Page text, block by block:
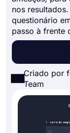
nos
questionário
passo à frente
Criado por
Team